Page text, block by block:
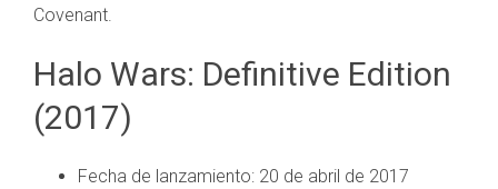
Covenant.
Halo Wars: Definitive Edition
(2017)
Fecha de lanzamiento: 20 de abril de 2017